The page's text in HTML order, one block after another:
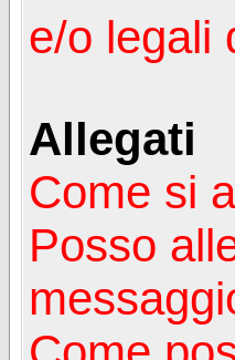
e/o legali
Allegati
Come si
Posso